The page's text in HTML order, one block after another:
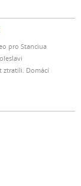
pro Stanciua
ztratili. Domácí